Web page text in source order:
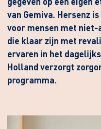
gegeven op een eigen
van Gemiva. Hersenz
voor mensen met
die klaar zijn met
ervaren in het
Holland verzorgt
programma.